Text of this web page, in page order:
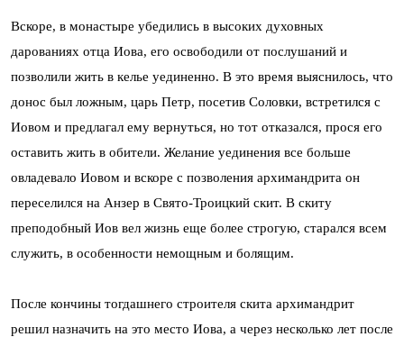
Вскоре, в монастыре убедились в высоких духовных
дарованиях отца Иова, его освободили от послушаний и
позволили жить в келье уединенно. В это время выяснилось, что
донос был ложным, царь Петр, посетив Соловки, встретился с
Иовом и предлагал ему вернуться, но тот отказался, прося его
оставить жить в обители. Желание уединения все больше
овладевало Иовом и вскоре с позволения архимандрита он
переселился на Анзер в Свято-Троицкий скит. В скиту
преподобный Иов вел жизнь еще более строгую, старался всем
служить, в особенности немощным и болящим.
После кончины тогдашнего строителя скита архимандрит
решил назначить на это место Иова, а через несколько лет после